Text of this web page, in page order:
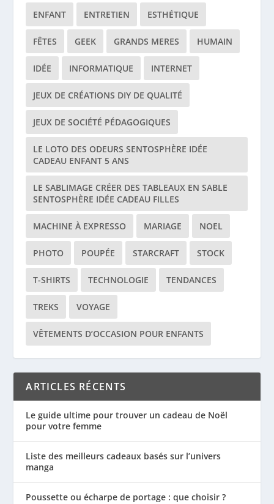
ENFANT ENTRETIEN ESTHÉTIQUE
FÊTES GEEK GRANDS MERES HUMAIN
IDÉE INFORMATIQUE INTERNET
JEUX DE CRÉATIONS DIY DE QUALITÉ
JEUX DE SOCIÉTÉ PÉDAGOGIQUES
LE LOTO DES ODEURS SENTOSPHÈRE IDÉE
CADEAU ENFANT 5 ANS
LE SABLIMAGE CRÉER DES TABLEAUX EN SABLE
SENTOSPHÈRE IDÉE CADEAU FILLES
MACHINE À EXPRESSO MARIAGE NOEL
PHOTO POUPÉE STARCRAFT STOCK
T-SHIRTS TECHNOLOGIE TENDANCES
TREKS VOYAGE
VÊTEMENTS D’OCCASION POUR ENFANTS
ARTICLES RÉCENTS
Le guide ultime pour trouver un cadeau de Noël
pour votre femme
Liste des meilleurs cadeaux basés sur l’univers
manga
Poussette ou écharpe de portage : que choisir ?